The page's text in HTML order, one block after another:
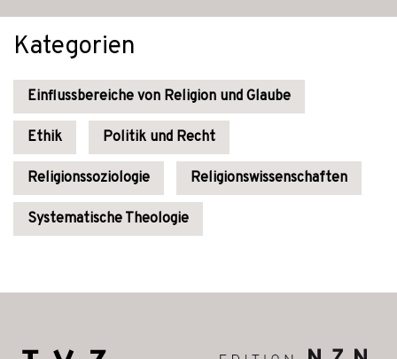
Kategorien
Einflussbereiche von Religion und Glaube
Ethik Politik und Recht
Religionssoziologie Religionswissenschaften
Systematische Theologie